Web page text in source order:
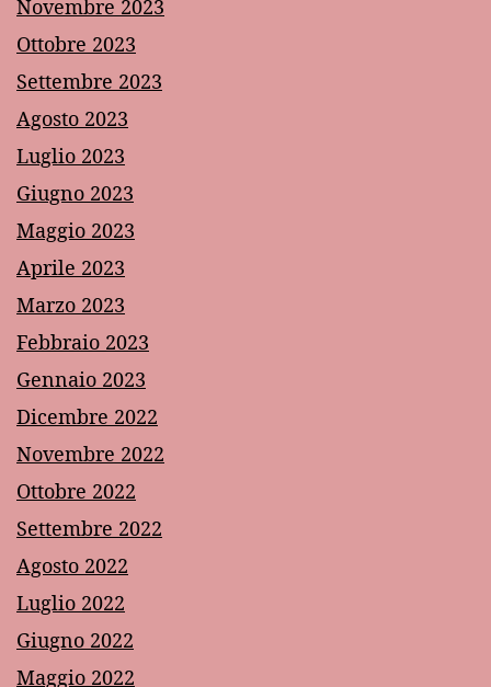
Novembre 2023
Ottobre 2023
Settembre 2023
Agosto 2023
Luglio 2023
Giugno 2023
Maggio 2023
Aprile 2023
Marzo 2023
Febbraio 2023
Gennaio 2023
Dicembre 2022
Novembre 2022
Ottobre 2022
Settembre 2022
Agosto 2022
Luglio 2022
Giugno 2022
Maggio 2022